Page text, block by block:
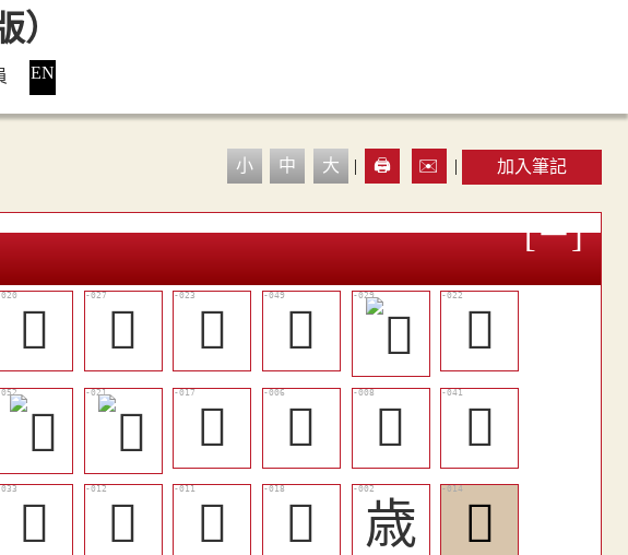
EN
小 中 大 | 🖨️ ✉️ | 加入筆記
󲾆 󲾍 󲾉 󲾞
󲾈
󲾃 𢧁 𢧍
󲾙
󲾓 󲽾 󲽽 󲾄 歳
󲾀